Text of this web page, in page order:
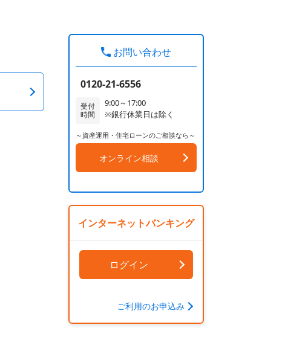
お問い合わせ
0120-21-6556
受付
時間
9:00～17:00
※銀行休業日は除く
～資産運用・住宅ローンのご相談なら～
オンライン相談
インターネットバンキング
ログイン
ご利用のお申込み